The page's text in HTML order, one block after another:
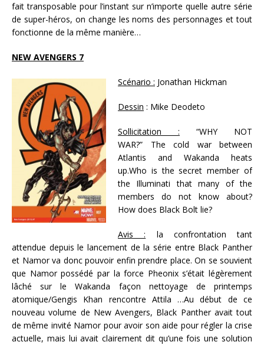
fait transposable pour l’instant sur n’importe quelle autre série
de super-héros, on change les noms des personnages et tout
fonctionne de la même manière…
NEW AVENGERS 7
Scénario : Jonathan Hickman
Dessin : Mike Deodeto
Sollicitation :
“WHY NOT
WAR?” The cold war between
Atlantis and Wakanda heats
up.Who is the secret member of
the Illuminati that many of the
members do not know about?
How does Black Bolt lie?
Avis : la confrontation tant
attendue depuis le lancement de la série entre Black Panther
et Namor va donc pouvoir enfin prendre place. On se souvient
que Namor possédé par la force Pheonix s’était légèrement
lâché sur le Wakanda façon nettoyage de printemps
atomique/Gengis Khan rencontre Attila …Au début de ce
nouveau volume de New Avengers, Black Panther avait tout
de même invité Namor pour avoir son aide pour régler la crise
actuelle, mais lui avait clairement dit qu’une fois une solution